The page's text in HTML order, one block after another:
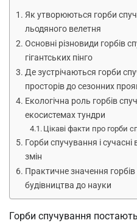
Як утворюються горби
льодяного велетня
Основні різновиди горбів
гігантських пінго
Де зустрічаються горби
просторів до сезонних
Екологічна роль горбів
екосистемах тундри
Цікаві факти про горби
Горби спучування і
змін
Практичне значення
будівництва до науки
Горби спучування